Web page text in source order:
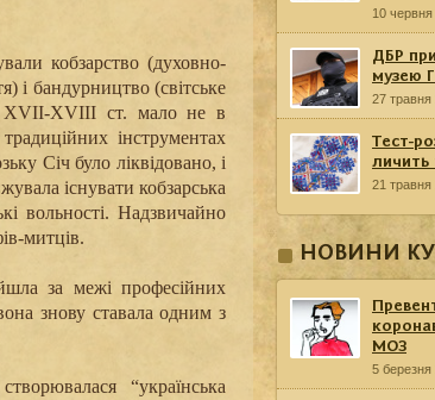
кобзарство (духовно-
і бандурництво (світське
XVIII ст. мало не в
інструментах
Січ було ліквідовано, і
існувати кобзарська
вольності. Надзвичайно
митців.
за межі професійних
знову ставала одним з
“українська
10
ДБР
музею
27
Тест-
личить
21 травня
НОВИНИ
МОЗ
5